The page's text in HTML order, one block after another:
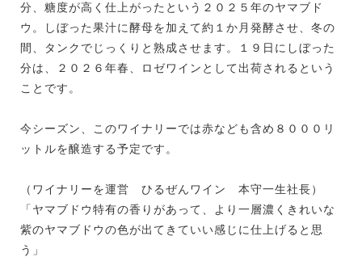
分、糖度が高く仕上がったという２０２５年のヤマブド
ウ。しぼった果汁に酵母を加えて約１か月発酵させ、冬の
間、タンクでじっくりと熟成させます。１９日にしぼった
分は、２０２６年春、ロゼワインとして出荷されるという
ことです。
今シーズン、このワイナリーでは赤なども含め８０００リ
ットルを醸造する予定です。
（ワイナリーを運営 ひるぜんワイン 本守一生社長）
「ヤマブドウ特有の香りがあって、より一層濃くきれいな
紫のヤマブドウの色が出てきていい感じに仕上げると思
う」